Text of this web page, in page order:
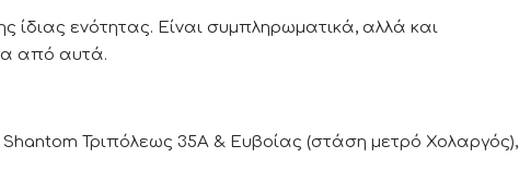
ίδιας ενότητας. Είναι συμπληρωματικά, αλλά και
από αυτά.
Τριπόλεως 35Α & Ευβοίας (στάση μετρό Χολαργός),